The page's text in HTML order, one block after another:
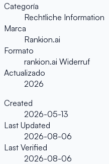
Categoría
Rechtliche Information
Marca
Rankion.ai
Formato
rankion.ai Widerruf
Actualizado
2026
Created
2026-05-13
Last Updated
2026-08-06
Last Verified
2026-08-06